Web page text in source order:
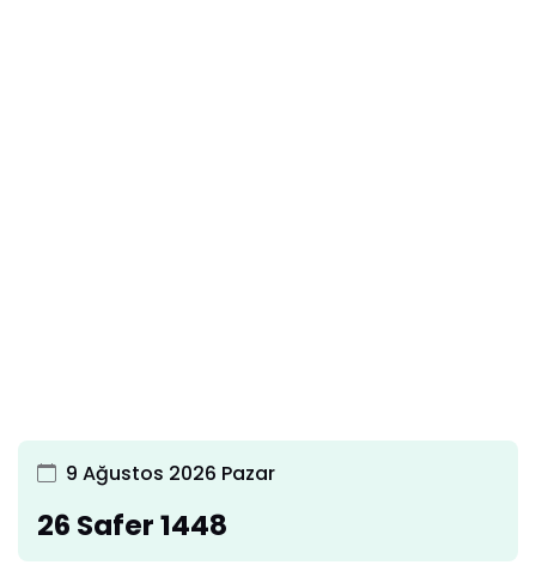
9 Ağustos 2026 Pazar
26 Safer 1448